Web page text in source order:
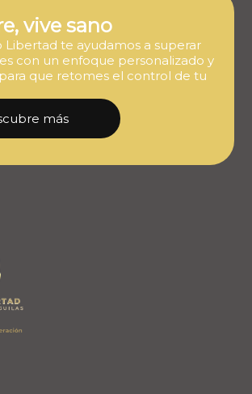
vive sano
Libertad te ayudamos a superar
con un enfoque personalizado y
que retomes el control de tu
más